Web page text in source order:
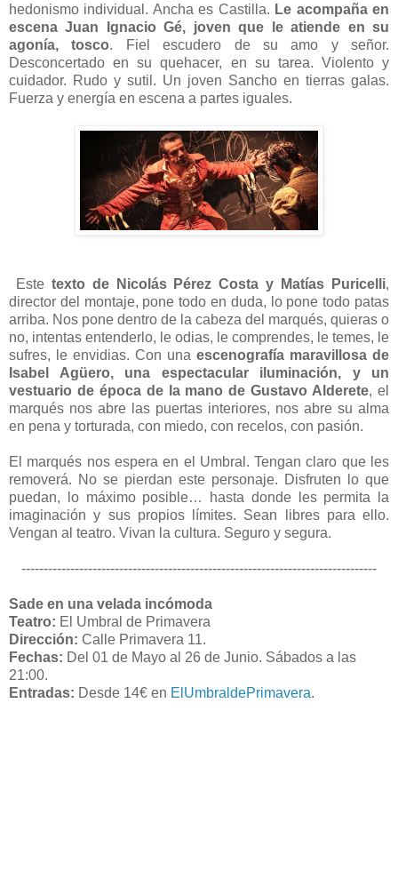
hedonismo individual. Ancha es Castilla. Le acompaña en
escena Juan Ignacio Gé, joven que le atiende en su
agonía, tosco. Fiel escudero de su amo y señor.
Desconcertado en su quehacer, en su tarea. Violento y
cuidador. Rudo y sutil. Un joven Sancho en tierras galas.
Fuerza y energía en escena a partes iguales.
Este texto de Nicolás Pérez Costa y Matías Puricelli,
director del montaje, pone todo en duda, lo pone todo patas
arriba. Nos pone dentro de la cabeza del marqués, quieras o
no, intentas entenderlo, le odias, le comprendes, le temes, le
sufres, le envidias. Con una escenografía maravillosa de
Isabel Agüero, una espectacular iluminación, y un
vestuario de época de la mano de Gustavo Alderete, el
marqués nos abre las puertas interiores, nos abre su alma
en pena y torturada, con miedo, con recelos, con pasión.
El marqués nos espera en el Umbral. Tengan claro que les
removerá. No se pierdan este personaje. Disfruten lo que
puedan, lo máximo posible… hasta donde les permita la
imaginación y sus propios límites. Sean libres para ello.
Vengan al teatro. Vivan la cultura. Seguro y segura.
--------------------------------------------------------------------------------
Sade en una velada incómoda
Teatro: El Umbral de Primavera
Dirección: Calle Primavera 11.
Fechas: Del 01 de Mayo al 26 de Junio. Sábados a las
21:00.
Entradas: Desde 14€ en ElUmbraldePrimavera.